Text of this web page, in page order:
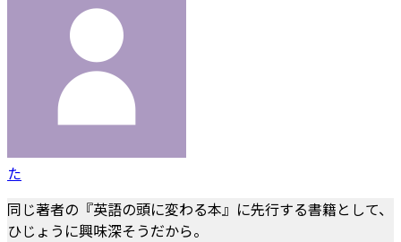
た
同じ著者の『英語の頭に変わる本』に先行する書籍として、
ひじょうに興味深そうだから。